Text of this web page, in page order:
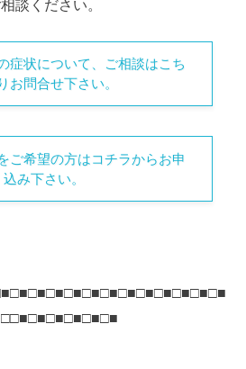
談ください。
症状について、ご相談はこち
お問合せ下さい。
ご希望の方はコチラからお申
込み下さい。